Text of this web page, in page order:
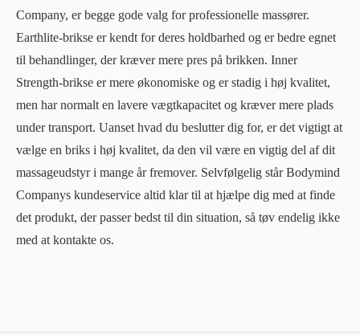
Company, er begge gode valg for professionelle massører.
Earthlite-brikse er kendt for deres holdbarhed og er bedre egnet
til behandlinger, der kræver mere pres på brikken. Inner
Strength-brikse er mere økonomiske og er stadig i høj kvalitet,
men har normalt en lavere vægtkapacitet og kræver mere plads
under transport. Uanset hvad du beslutter dig for, er det vigtigt at
vælge en briks i høj kvalitet, da den vil være en vigtig del af dit
massageudstyr i mange år fremover. Selvfølgelig står Bodymind
Companys kundeservice altid klar til at hjælpe dig med at finde
det produkt, der passer bedst til din situation, så tøv endelig ikke
med at kontakte os.